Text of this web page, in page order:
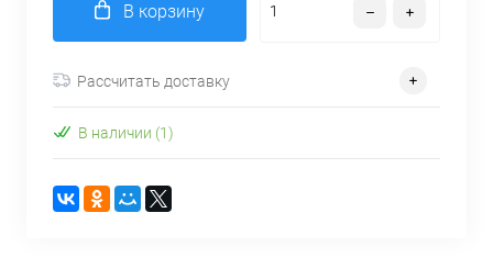
В корзину
Рассчитать доставку
В наличии (1)